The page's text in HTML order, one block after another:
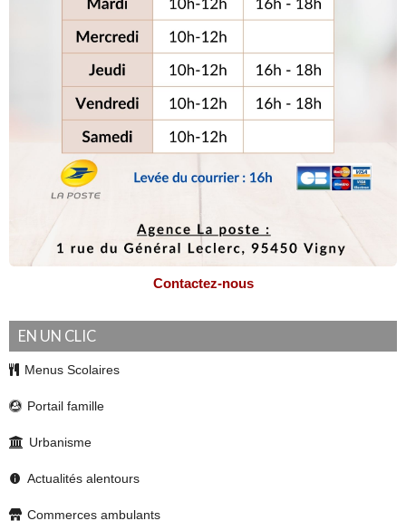
Contactez-nous
EN UN CLIC
Menus Scolaires
Portail famille
Urbanisme
Actualités alentours
Commerces ambulants